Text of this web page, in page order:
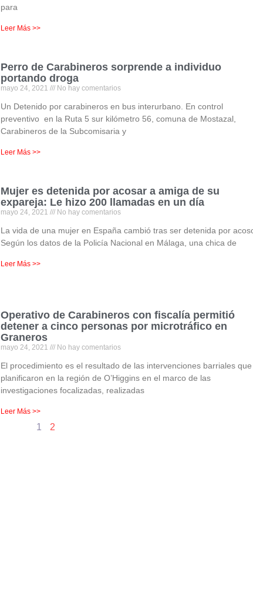
para
Leer Más >>
Perro de Carabineros sorprende a individuo
portando droga
mayo 24, 2021 No hay comentarios
Un Detenido por carabineros en bus interurbano. En control
preventivo en la Ruta 5 sur kilómetro 56, comuna de Mostazal,
Carabineros de la Subcomisaria y
Leer Más >>
Mujer es detenida por acosar a amiga de su
expareja: Le hizo 200 llamadas en un día
mayo 24, 2021 No hay comentarios
La vida de una mujer en España cambió tras ser detenida por
Según los datos de la Policía Nacional en Málaga, una chica de
Leer Más >>
Operativo de Carabineros con fiscalía permitió
detener a cinco personas por microtráfico en
Graneros
mayo 24, 2021 No hay comentarios
El procedimiento es el resultado de las intervenciones barriales que
planificaron en la región de O’Higgins en el marco de las
investigaciones focalizadas, realizadas
Leer Más >>
1 2